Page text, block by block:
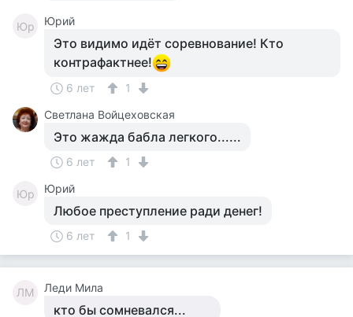
Юр Юрий
Это видимо идёт соревнование! Кто
контрафактнее!
6 лет
1
Светлана Войцеховская
Это жажда бабла легкого......
6 лет 1
Юр Юрий
Любое преступление ради денег!
6 лет 1
ЛМ Леди Мила
кто бы сомневался...